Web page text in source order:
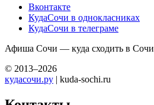
Вконтакте
КудаСочи в однокласниках
КудаСочи в телеграме
Афиша Сочи — куда сходить в Сочи
© 2013–2026
кудасочи.ру | kuda-sochi.ru